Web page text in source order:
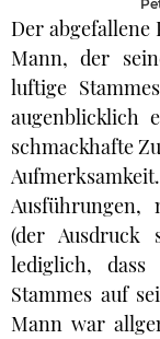
Der
Mann, der
luftige
augenblicklich
schmackhafte
Ausführungen,
(der
lediglich,
Stammes auf
Mann war